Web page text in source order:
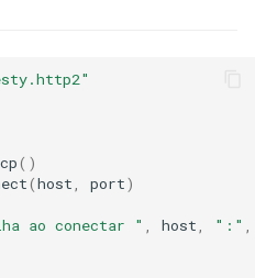
session:submit_window_update
()
(host port)
ao conectar " host ":"